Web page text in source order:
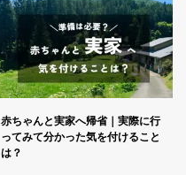
赤ちゃんと実家へ帰省｜実際に行
ってみて分かった気を付けること
は？